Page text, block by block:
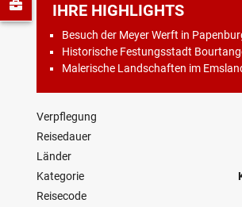
IHRE HIGHLIGHTS
Besuch der Meyer Werft in
Historische Festungsstadt
Malerische Landschaften im
Verpflegung
Reisedauer
Länder
Kategorie
Reisecode